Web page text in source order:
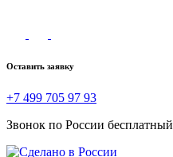
Оставить заявку
+7 499 705 97 93
Звонок по России бесплатный